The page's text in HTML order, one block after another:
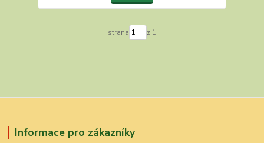
strana z 1
Informace pro zákazníky